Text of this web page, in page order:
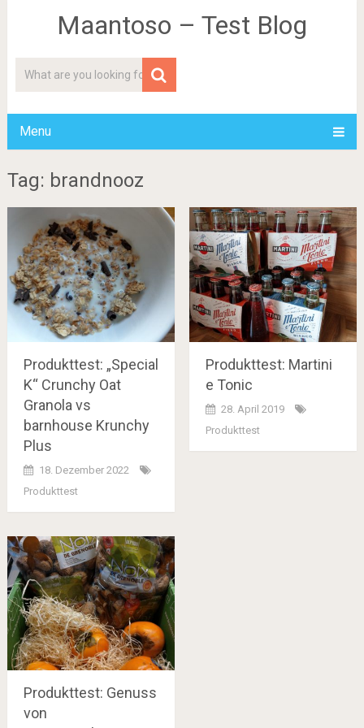
Maantoso – Test Blog
Menu
Tag: brandnooz
Produkttest: „Special
K“ Crunchy Oat
Granola vs
barnhouse Krunchy
Plus
18. Dezember 2022
Produkttest
Produkttest: Martini
e Tonic
28. April 2019
Produkttest
Produkttest: Genuss
von